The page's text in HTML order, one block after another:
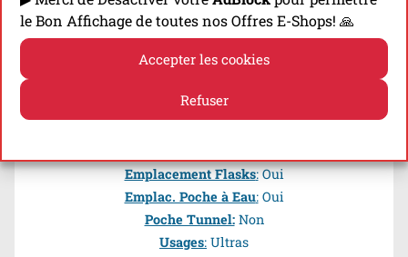
le Bon Affichage de toutes nos Offres E-Shops! 🙏
Accepter les cookies
Refuser
Volume:12 l
Emplacement Flasks:Oui
Emplac. Poche à Eau:Oui
Poche Tunnel: Non
Usages: Ultras